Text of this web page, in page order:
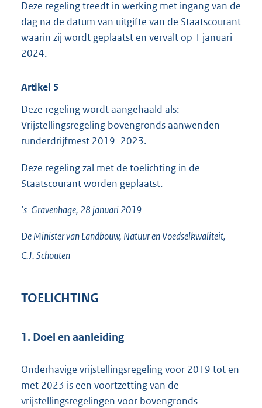
Deze regeling treedt in werking met ingang van de
dag na de datum van uitgifte van de Staatscourant
waarin zij wordt geplaatst en vervalt op 1 januari
2024.
Artikel 5
Deze regeling wordt aangehaald als:
Vrijstellingsregeling bovengronds aanwenden
runderdrijfmest 2019–2023.
Deze regeling zal met de toelichting in de
Staatscourant worden geplaatst.
’s-Gravenhage, 28 januari 2019
De Minister van Landbouw, Natuur en Voedselkwaliteit,
C.J.Schouten
TOELICHTING
1. Doel en aanleiding
Onderhavige vrijstellingsregeling voor 2019 tot en
met 2023 is een voortzetting van de
vrijstellingsregelingen voor bovengronds